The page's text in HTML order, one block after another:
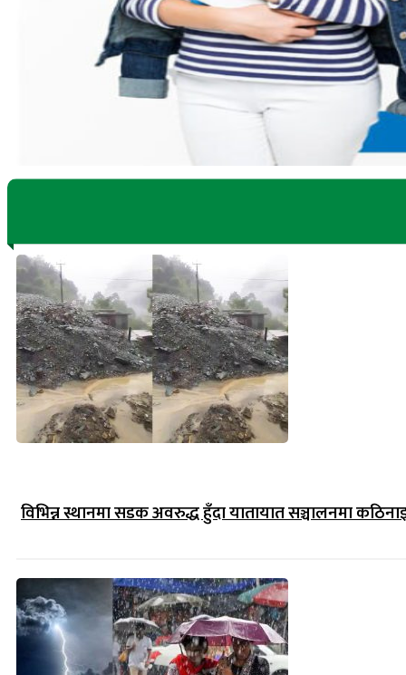
विभिन्न स्थानमा सडक अवरुद्ध हुँदा यातायात सञ्चालनमा